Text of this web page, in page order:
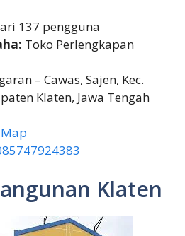
137 pengguna
Toko Perlengkapan
– Cawas, Sajen, Kec.
Klaten, Jawa Tengah
Klaten